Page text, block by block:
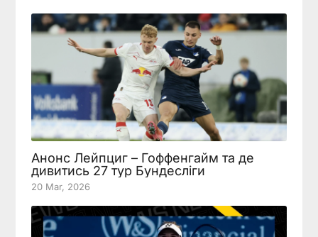
Анонс Лейпциг – Гоффенгайм та де
дивитись 27 тур Бундесліги
20 Mar, 2026